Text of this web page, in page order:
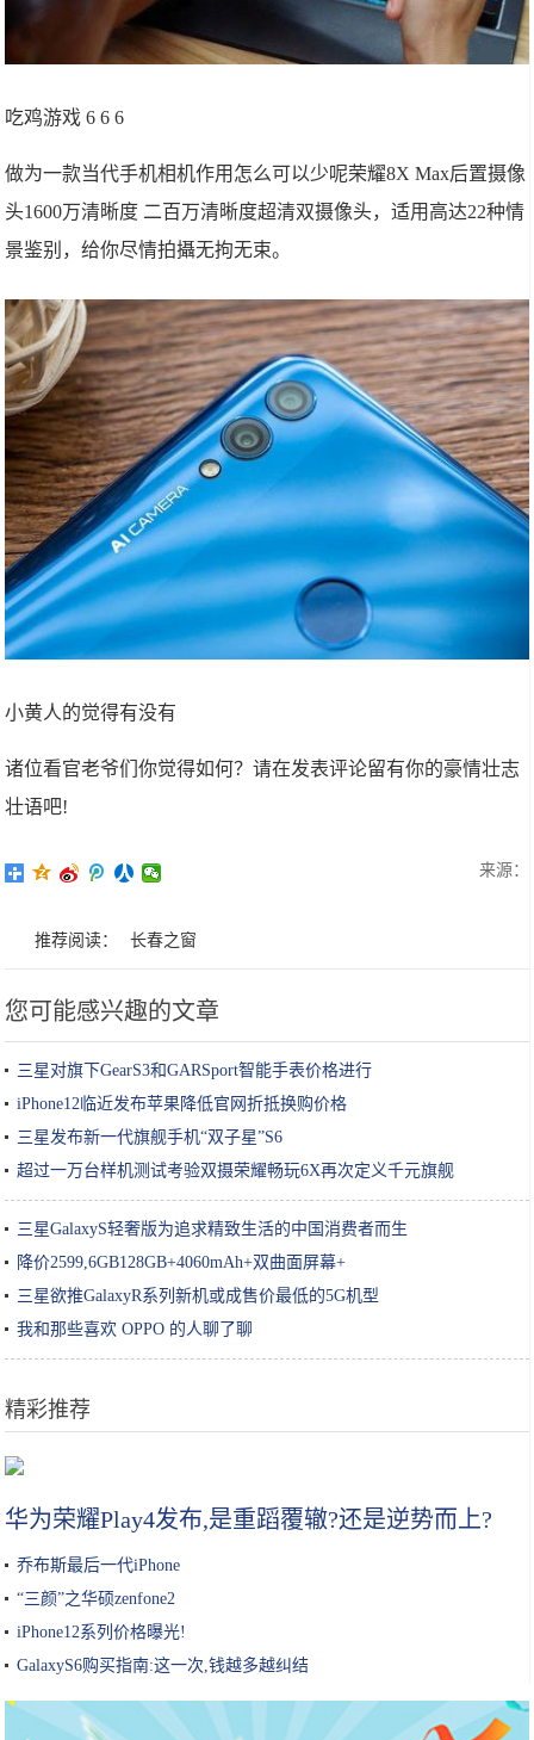
吃鸡游戏 6 6 6
做为一款当代手机相机作用怎么可以少呢荣耀8X Max后置摄像
头1600万清晰度 二百万清晰度超清双摄像头，适用高达22种情
景鉴别，给你尽情拍攝无拘无束。
小黄人的觉得有没有
诸位看官老爷们你觉得如何？请在发表评论留有你的豪情壮志
壮语吧!
来源：
推荐阅读： 长春之窗
您可能感兴趣的文章
三星对旗下GearS3和GARSport智能手表价格进行
iPhone12临近发布苹果降低官网折抵换购价格
三星发布新一代旗舰手机“双子星”S6
超过一万台样机测试考验双摄荣耀畅玩6X再次定义千元旗舰
三星GalaxyS轻奢版为追求精致生活的中国消费者而生
降价2599,6GB128GB+4060mAh+双曲面屏幕+
三星欲推GalaxyR系列新机或成售价最低的5G机型
我和那些喜欢 OPPO 的人聊了聊
精彩推荐
华为荣耀Play4发布,是重蹈覆辙?还是逆势而上?
乔布斯最后一代iPhone
“三颜”之华硕zenfone2
iPhone12系列价格曝光!
GalaxyS6购买指南:这一次,钱越多越纠结